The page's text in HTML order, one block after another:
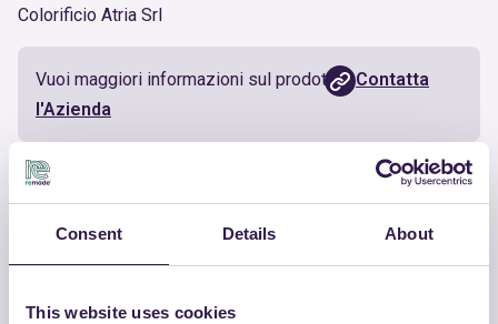
Consent Details About
This website uses cookies
Colorificio Atria Srl
Vuoi maggiori informazioni sul prodotto? Contatta
l'Azienda